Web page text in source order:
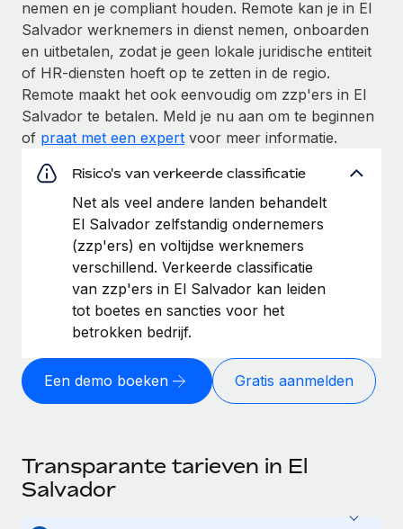
nemen en je compliant houden. Remote kan je in El
Salvador werknemers in dienst nemen, onboarden
en uitbetalen, zodat je geen lokale juridische entiteit
of HR-diensten hoeft op te zetten in de regio.
Remote maakt het ook eenvoudig om zzp'ers in El
Salvador te betalen. Meld je nu aan om te beginnen
of praat met een expert voor meer informatie.
Risico's van verkeerde classificatie
Net als veel andere landen behandelt
El Salvador zelfstandig ondernemers
(zzp'ers) en voltijdse werknemers
verschillend. Verkeerde classificatie
van zzp'ers in El Salvador kan leiden
tot boetes en sancties voor het
betrokken bedrijf.
Een demo boeken Gratis aanmelden
Transparante tarieven in El
Salvador